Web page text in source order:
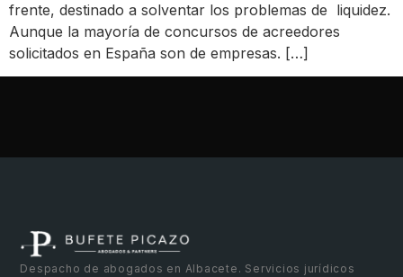
frente, destinado a solventar los problemas de liquidez.
Aunque la mayoría de concursos de acreedores
solicitados en España son de empresas. […]
Despacho de abogados en Albacete. Servicios jurídicos